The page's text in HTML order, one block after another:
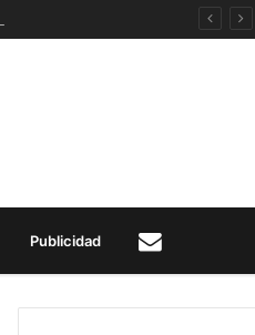
Publicidad